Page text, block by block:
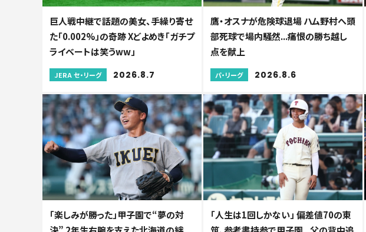
巨人戦中継で話題の美女、手繰り寄せ
た「0.002%」の奇跡 Xどよめき「ガチプ
ライベートは笑うww」
JERA セ・リーグ 2026.8.7
鷹・オスナが危険球退場 ハム野村へ頭
部死球で場内騒然...痛恨の勝ち越し
点を献上
パ・リーグ 2026.8.6
「楽しみが勝った」甲子園で“夢の対
「人生は1回しかない」 偏差値70の東